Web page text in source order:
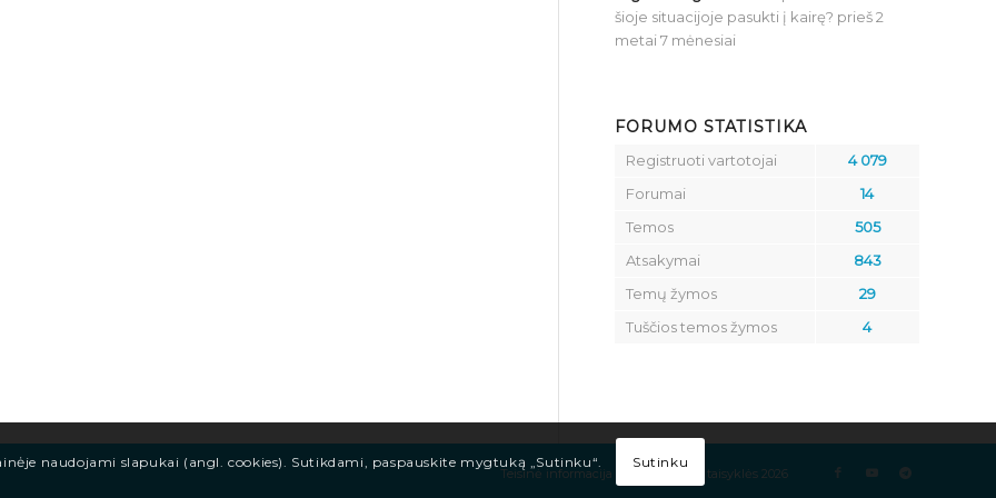
šioje situacijoje pasukti į kairę? prieš 2
metai 7 mėnesiai
FORUMO STATISTIKA
Registruoti vartotojai
4 079
Forumai
14
Temos
505
Atsakymai
843
Temų žymos
29
Tuščios temos žymos
4
Teisinė informacija Kelių eismo taisyklės 2026
naudojami slapukai (angl. cookies). Sutikdami, paspauskite mygtuką „Sutinku“. Sutinku